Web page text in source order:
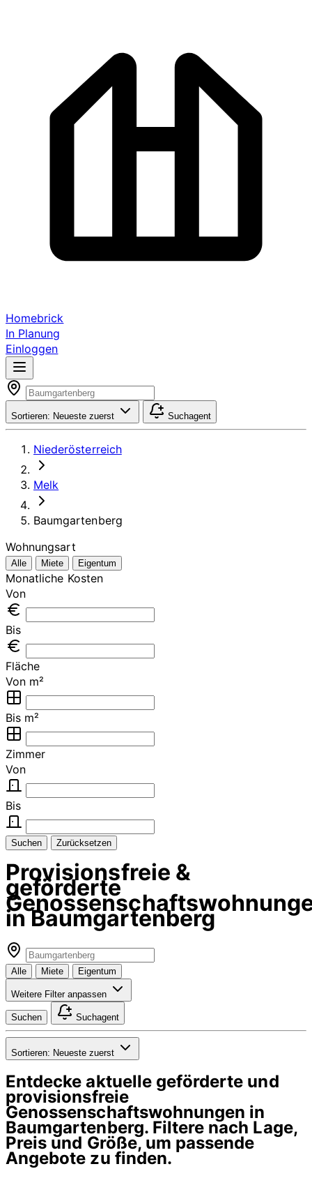
Homebrick
In Planung
Einloggen
Sortieren: Neueste zuerst Suchagent
Niederösterreich
Melk
Baumgartenberg
Wohnungsart
Alle Miete Eigentum
Monatliche Kosten
Von
Bis
Fläche
Von m²
Bis m²
Zimmer
Von
Bis
Suchen Zurücksetzen
Provisionsfreie &
geförderte
in Baumgartenberg
Alle Miete Eigentum
Weitere Filter anpassen
Suchen Suchagent
Sortieren: Neueste zuerst
Entdecke aktuelle geförderte und
provisionsfreie
Genossenschaftswohnungen in
Baumgartenberg. Filtere nach Lage,
Preis und Größe, um passende
Angebote zu finden.